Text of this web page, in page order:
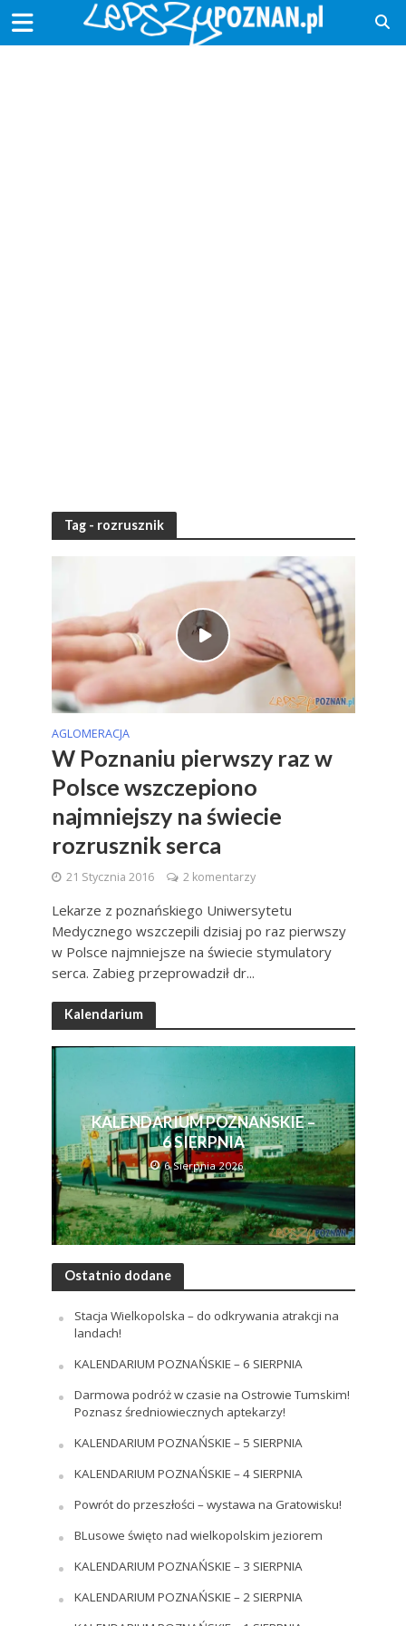
Tag - rozrusznik
AGLOMERACJA
W Poznaniu pierwszy raz w
Polsce wszczepiono
najmniejszy na świecie
rozrusznik serca
21 Stycznia 2016 2 komentarzy
Lekarze z poznańskiego Uniwersytetu
Medycznego wszczepili dzisiaj po raz pierwszy
w Polsce najmniejsze na świecie stymulatory
serca. Zabieg przeprowadził dr...
Kalendarium
KALENDARIUM POZNAŃSKIE –
6 SIERPNIA
6 Sierpnia 2026
Ostatnio dodane
Stacja Wielkopolska – do odkrywania atrakcji na
landach!
KALENDARIUM POZNAŃSKIE – 6 SIERPNIA
Darmowa podróż w czasie na Ostrowie Tumskim!
Poznasz średniowiecznych aptekarzy!
KALENDARIUM POZNAŃSKIE – 5 SIERPNIA
KALENDARIUM POZNAŃSKIE – 4 SIERPNIA
Powrót do przeszłości – wystawa na Gratowisku!
BLusowe święto nad wielkopolskim jeziorem
KALENDARIUM POZNAŃSKIE – 3 SIERPNIA
KALENDARIUM POZNAŃSKIE – 2 SIERPNIA